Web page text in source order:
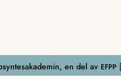
en del av EFPP